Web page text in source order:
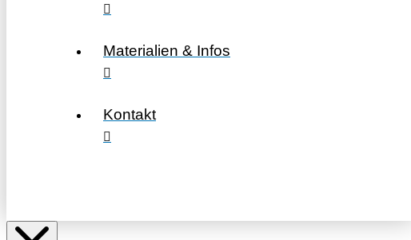
Materialien & Infos
Kontakt